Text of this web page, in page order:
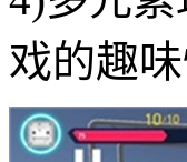
戏的趣味